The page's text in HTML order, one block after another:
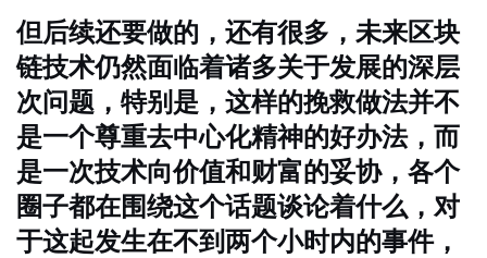
但后续还要做的，还有很多，未来区块
链技术仍然面临着诸多关于发展的深层
次问题，特别是，这样的挽救做法并不
是一个尊重去中心化精神的好办法，而
是一次技术向价值和财富的妥协，各个
圈子都在围绕这个话题谈论着什么，对
于这起发生在不到两个小时内的事件，